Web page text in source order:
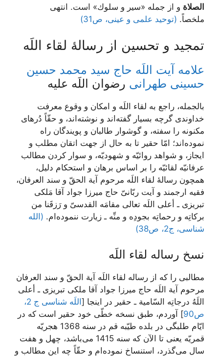
الصلاة و از جمله «سير و سلوك» است. انتهى
ملخصاً. (توحید علمی و عینی، ص31)
تمجيد و تحسين از رسالۀ لقاء اللَه‏
علامه آیت اللَه حاج سید محمد حسین
حسینی طهرانی رضوان اللَه علیه
بالجمله، راجع به لقاء اللَه و امكان و وقوع معرفت
خداوندى گرچه بسيار گفته‌‏اند و نوشته‌‏اند، و حقّاً دُرهاى
مكنونه را سفته، و گوشوار طالبان و پويندگان راه
نموده‌‏اند؛ امّا حقير تا به حال از جهت اتقان مطلب و
ايجاز، و شواهد روائيّه و شهوديّه، و سوار كردن مطالب
عرفانيّه لقائيّه را بر اساس برهان و استحكام دليل،
همچون رسالۀ لقاء اللَه مرحوم آية الحقّ و سند العرفان،
فقيه ارجمند و آيت ربّانىّ حاج ميرزا جواد آقا مَلكى
تبريزى ـ أعلى اللَه تعالى مقامَه القدسىّ و رَزقَنا من
بركاتِه و رحماتِه بجودِه و منِّه ـ زيارت ننموده‏‌ام. (الله
شناسی، ج2، ص38)
نسخ رساله لقاء اللَه‏
مطالبى را كه از رساله لقاء اللَه آية الحقّ و سند العرفان
مرحوم آية اللَه حاج ميرزا جواد آقا ملكى تبريزى ـ أعلى
اللَهُ درجاتِه السّامية ـ حقير در اینجا [
اللَه شناسی ج 2،
ص90
] آوردم، طبق نسخه خطّى خود حقير است كه در
ايّام طلبگى در بلده طيّبه قم در سنه 1368 هجريّه
قمريّه يعنى تا الآن كه سنه 1415 می‌باشد، چهل و هفت
سال می‌‏گذرد، استنساخ نموده‏‌ام و حقّاً چه اين مطالب و